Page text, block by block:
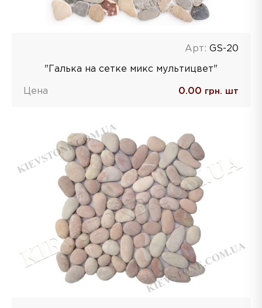
Арт: GS-20
"Галька на сетке микс мультицвет"
Цена 0.00 грн. шт